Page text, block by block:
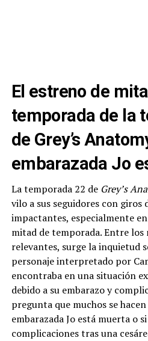
El estreno de
temporada de la
de Grey’s
embarazada Jo
La temporada 22 de Grey’s
vilo a sus seguidores con giros
impactantes, especialmente
mitad de temporada. Entre los
relevantes, surge la inquietud
personaje interpretado por
encontraba en una situación
debido a su embarazo y
pregunta que muchos se
embarazada Jo está muerta o
complicaciones tras una